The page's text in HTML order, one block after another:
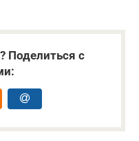
Поделиться с